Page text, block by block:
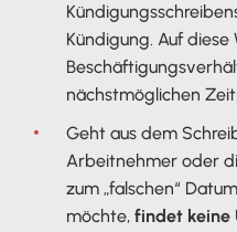
Kündigung. Auf diese
nächstmöglichen
Geht aus dem
Arbeitnehmer oder
zum „falschen“
möchte, findet keine